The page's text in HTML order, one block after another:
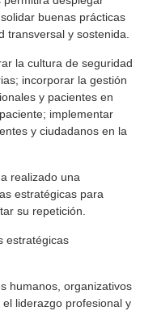
buenas prácticas
transversal y sostenida.
la cultura de seguridad
incorporar la gestión
y pacientes en
implementar
y ciudadanos en la
realizado una
estratégicas para
su repetición.
estratégicas
humanos, organizativos
liderazgo profesional y